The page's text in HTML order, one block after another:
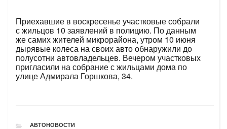
Приехавшие в воскресенье участковые собрали
с жильцов 10 заявлений в полицию. По данным
же самих жителей микрорайона, утром 10 июня
дырявые колеса на своих авто обнаружили до
полусотни автовладельцев. Вечером участковых
пригласили на собрание с жильцами дома по
улице Адмирала Горшкова, 34.
РУБРИКИ
АВТОНОВОСТИ